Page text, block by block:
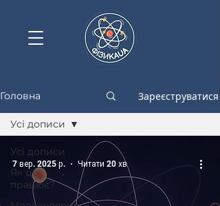
Головна Зареєструватися
Усі дописи
Як це
працює?
Усі дописи
7 вер. 2025 р. Читати 20 хв